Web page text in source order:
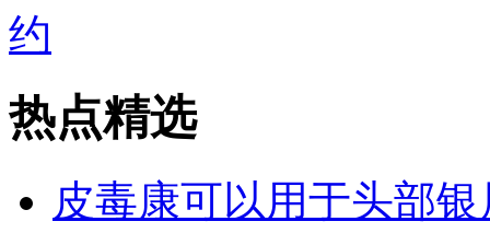
热点精选
皮毒康可以用于头部